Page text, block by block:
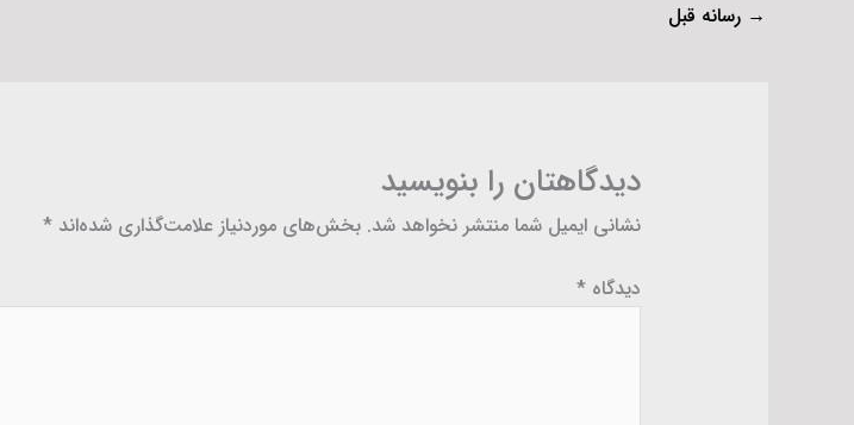
→ رسانه قبل
دیدگاهتان را بنویسید
نشانی ایمیل شما منتشر نخواهد شد. بخش‌های موردنیاز علامت‌گذاری شده‌اند *
دیدگاه *